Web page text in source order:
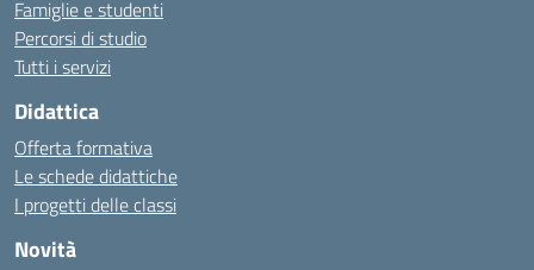
Famiglie e studenti
Percorsi di studio
Tutti i servizi
Didattica
Offerta formativa
Le schede didattiche
I progetti delle classi
Novità